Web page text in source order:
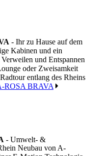
- Ihr zu Hause auf dem
Kabinen und ein
und Entspannen
oder Zweisamkeit
entlang des Rheins
ROSA BRAVA
- Umwelt- &
Neubau von A-